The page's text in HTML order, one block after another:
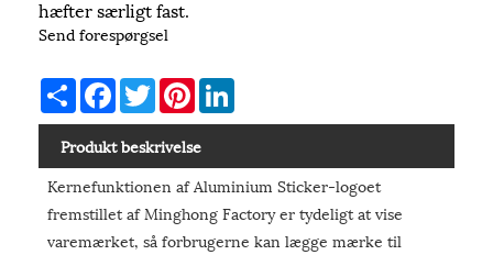
hæfter særligt fast.
Send forespørgsel
ShareFacebookTwitterPinterest
Produkt beskrivelse
Kernefunktionen af ​​Aluminium Sticker-logoet
fremstillet af Minghong Factory er tydeligt at vise
varemærket, så forbrugerne kan lægge mærke til